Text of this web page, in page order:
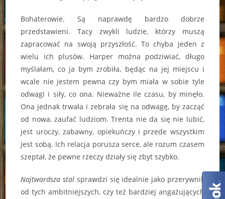
Bohaterowie. Są naprawdę bardzo dobrze
przedstawieni. Tacy zwykli ludzie, którzy muszą
zapracować na swoją przyszłość. To chyba jeden z
wielu ich plusów. Harper można podziwiać, długo
myślałam, co ja bym zrobiła, będąc na jej miejscu i
wcale nie jestem pewna czy bym miała w sobie tyle
odwagi i siły, co ona. Nieważne ile czasu, by minęło.
Ona jednak trwała i zebrała się na odwagę, by zacząć
od nowa, zaufać ludziom. Trenta nie da się nie lubić,
jest uroczy, zabawny, opiekuńczy i przede wszystkim
jest sobą. Ich relacja porusza serce, ale rozum czasem
szeptał, że pewne rzeczy działy się zbyt szybko.
Najtwardsza stalsprawdzi się idealnie jako przerywnik
od tych ambitniejszych, czy też bardziej angażujących